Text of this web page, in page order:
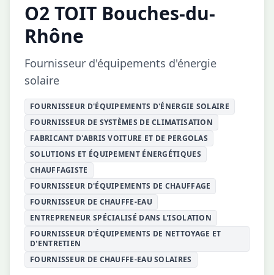
O2 TOIT Bouches-du-
Rhône
Fournisseur d'équipements d'énergie
solaire
FOURNISSEUR D'ÉQUIPEMENTS D'ÉNERGIE SOLAIRE
FOURNISSEUR DE SYSTÈMES DE CLIMATISATION
FABRICANT D'ABRIS VOITURE ET DE PERGOLAS
SOLUTIONS ET ÉQUIPEMENT ÉNERGÉTIQUES
CHAUFFAGISTE
FOURNISSEUR D'ÉQUIPEMENTS DE CHAUFFAGE
FOURNISSEUR DE CHAUFFE-EAU
ENTREPRENEUR SPÉCIALISÉ DANS L'ISOLATION
FOURNISSEUR D'ÉQUIPEMENTS DE NETTOYAGE ET
D'ENTRETIEN
FOURNISSEUR DE CHAUFFE-EAU SOLAIRES